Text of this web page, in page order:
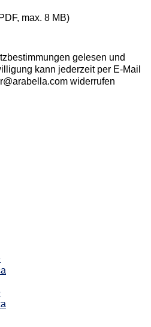
max. 8 MB)
gelesen und
kann jederzeit per E-Mail
widerrufen